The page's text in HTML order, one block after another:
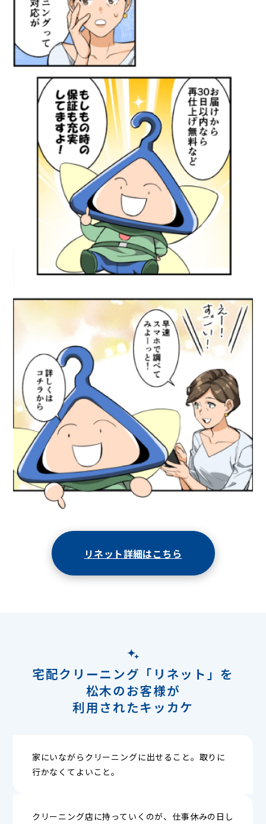
リネット詳細はこちら
宅配クリーニング「リネット」を
松木のお客様が
利用されたキッカケ
家にいながらクリーニングに出せること。取りに
行かなくてよいこと。
クリーニング店に持っていくのが、仕事休みの日し